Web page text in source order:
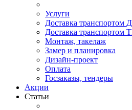
Услуги
Доставка транспортом
Доставка транспортом
Монтаж, такелаж
Замер и планировка
Дизайн-проект
Оплата
Госзаказы, тендеры
Акции
Статьи